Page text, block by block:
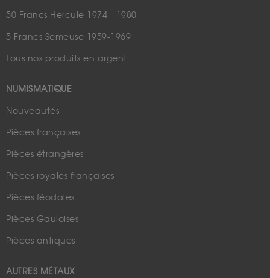
50 Francs Hercule 1974 - 1980
5 Francs Semeuse 1959-1969
Tous nos produits en argent
NUMISMATIQUE
Nouveautés
Pièces françaises
Pièces étrangères
Pièces royales françaises
Pièces féodales
Pièces Gauloises
Pièces antiques
AUTRES MÉTAUX